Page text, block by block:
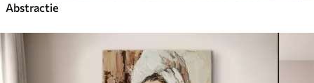
Abstractie